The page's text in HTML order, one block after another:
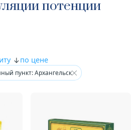
потенции
по цене
пункт: Архангельск